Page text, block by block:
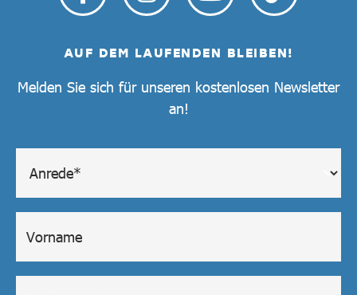
AUF DEM LAUFENDEN BLEIBEN!
Melden Sie sich für unseren kostenlosen Newsletter
an!